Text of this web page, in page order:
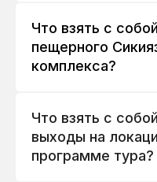
Что взять с
пещерного
комплекса?
Что взять с
выходы на
программе тура?